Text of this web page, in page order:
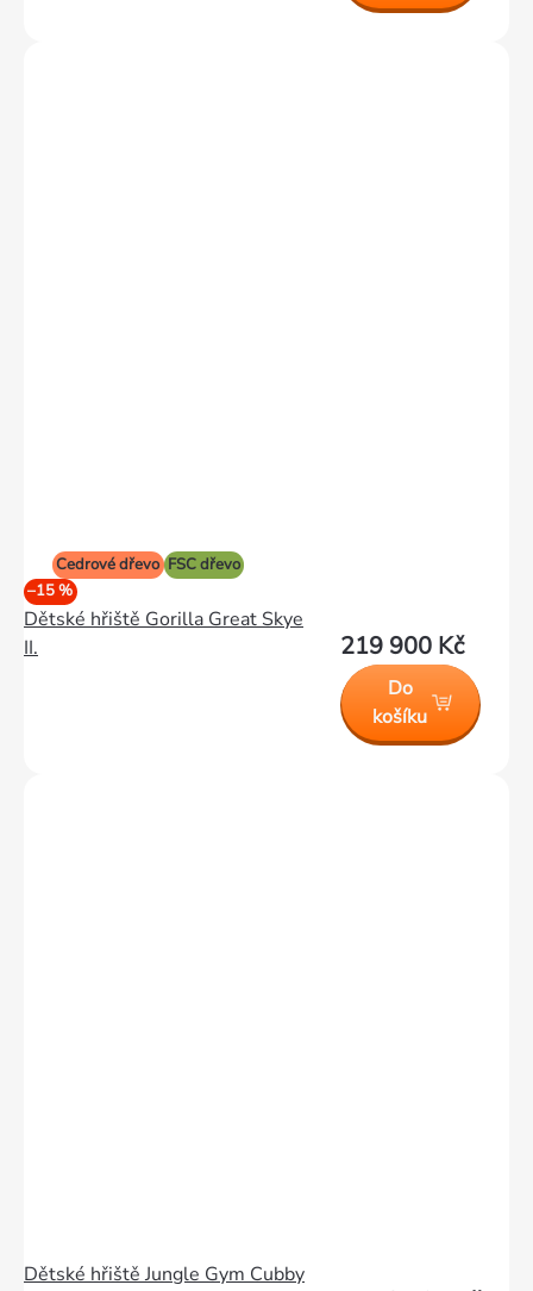
Cedrové dřevo FSC dřevo
–15 %
Dětské hřiště Gorilla Great Skye
II.
219 900 Kč
Do
košíku
Dětské hřiště Jungle Gym Cubby